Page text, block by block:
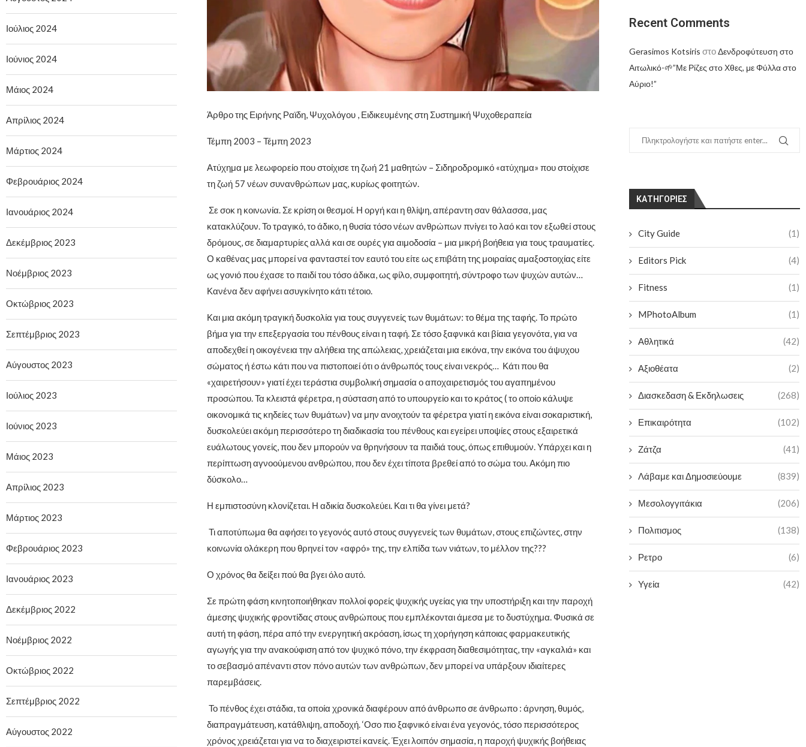
Άρθρο της Ειρήνης Ραϊδη, Ψυχολόγου , Ειδικευμένης στη Συστημική Ψυχοθεραπεία
Τέμπη 2003 – Τέμπη 2023
Ατύχημα με λεωφορείο που στοίχισε τη ζωή 21 μαθητών – Σιδηροδρομικό «ατύχημα» που στοίχισε
τη ζωή 57 νέων συνανθρώπων μας, κυρίως φοιτητών.
Σε σοκ η κοινωνία. Σε κρίση οι θεσμοί. Η οργή και η θλίψη, απέραντη σαν θάλασσα, μας
κατακλύζουν. Το τραγικό, το άδικο, η θυσία τόσο νέων ανθρώπων πνίγει το λαό και τον εξωθεί στους
δρόμους, σε διαμαρτυρίες αλλά και σε ουρές για αιμοδοσία – μια μικρή βοήθεια για τους τραυματίες.
Ο καθένας μας μπορεί να φανταστεί τον εαυτό του είτε ως επιβάτη της μοιραίας αμαξοστοιχίας είτε
ως γονιό που έχασε το παιδί του τόσο άδικα, ως φίλο, συμφοιτητή, σύντροφο των ψυχών αυτών…
Κανένα δεν αφήνει ασυγκίνητο κάτι τέτοιο.
Και μια ακόμη τραγική δυσκολία για τους συγγενείς των θυμάτων: το θέμα της ταφής. Το πρώτο
βήμα για την επεξεργασία του πένθους είναι η ταφή. Σε τόσο ξαφνικά και βίαια γεγονότα, για να
αποδεχθεί η οικογένεια την αλήθεια της απώλειας, χρειάζεται μια εικόνα, την εικόνα του άψυχου
σώματος ή έστω κάτι που να πιστοποιεί ότι ο άνθρωπός τους είναι νεκρός… Κάτι που θα
«χαιρετήσουν» γιατί έχει τεράστια συμβολική σημασία ο αποχαιρετισμός του αγαπημένου
προσώπου. Τα κλειστά φέρετρα, η σύσταση από το υπουργείο και το κράτος ( το οποίο κάλυψε
οικονομικά τις κηδείες των θυμάτων) να μην ανοιχτούν τα φέρετρα γιατί η εικόνα είναι σοκαριστική,
δυσκολεύει ακόμη περισσότερο τη διαδικασία του πένθους και εγείρει υποψίες στους εξαιρετικά
ευάλωτους γονείς, που δεν μπορούν να θρηνήσουν τα παιδιά τους, όπως επιθυμούν. Υπάρχει και η
περίπτωση αγνοούμενου ανθρώπου, που δεν έχει τίποτα βρεθεί από το σώμα του. Ακόμη πιο
δύσκολο…
Η εμπιστοσύνη κλονίζεται. Η αδικία δυσκολεύει. Και τι θα γίνει μετά?
Τι αποτύπωμα θα αφήσει το γεγονός αυτό στους συγγενείς των θυμάτων, στους επιζώντες, στην
κοινωνία ολάκερη που θρηνεί τον «αφρό» της, την ελπίδα των νιάτων, το μέλλον της???
Ο χρόνος θα δείξει πού θα βγει όλο αυτό.
Σε πρώτη φάση κινητοποιήθηκαν πολλοί φορείς ψυχικής υγείας για την υποστήριξη και την παροχή
άμεσης ψυχικής φροντίδας στους ανθρώπους που εμπλέκονται άμεσα με το δυστύχημα. Φυσικά σε
αυτή τη φάση, πέρα από την ενεργητική ακρόαση, ίσως τη χορήγηση κάποιας φαρμακευτικής
αγωγής για την ανακούφιση από τον ψυχικό πόνο, την έκφραση διαθεσιμότητας, την «αγκαλιά» και
το σεβασμό απέναντι στον πόνο αυτών των ανθρώπων, δεν μπορεί να υπάρξουν ιδιαίτερες
παρεμβάσεις.
Το πένθος έχει στάδια, τα οποία χρονικά διαφέρουν από άνθρωπο σε άνθρωπο : άρνηση, θυμός,
διαπραγμάτευση, κατάθλιψη, αποδοχή. ‘Οσο πιο ξαφνικό είναι ένα γεγονός, τόσο περισσότερος
χρόνος χρειάζεται για να το διαχειριστεί κανείς. Έχει λοιπόν σημασία, η παροχή ψυχικής βοήθειας
Recent Comments
Gerasimos Kotsiris στοΔενδροφύτευση στο
Αιτωλικό-🌱”Με Ρίζες στο Χθες, με Φύλλα στο
Αύριο!”
KΑΤΗΓΟΡΊΕΣ
City Guide (1)
Editors Pick (4)
Fitness (1)
MPhotoAlbum (1)
Αθλητικά (42)
Αξιοθέατα (2)
Διασκεδαση & Εκδηλωσεις (268)
Επικαιρότητα (102)
Ζάτζα (41)
Λάβαμε και Δημοσιεύουμε (839)
Μεσολογγιτάκια (206)
Πολιτισμος (138)
Ρετρο (6)
Υγεία (42)
Ιούλιος 2024
Ιούνιος 2024
Μάιος 2024
Απρίλιος 2024
Μάρτιος 2024
Φεβρουάριος 2024
Ιανουάριος 2024
Δεκέμβριος 2023
Νοέμβριος 2023
Οκτώβριος 2023
Σεπτέμβριος 2023
Αύγουστος 2023
Ιούλιος 2023
Ιούνιος 2023
Μάιος 2023
Απρίλιος 2023
Μάρτιος 2023
Φεβρουάριος 2023
Ιανουάριος 2023
Δεκέμβριος 2022
Νοέμβριος 2022
Οκτώβριος 2022
Σεπτέμβριος 2022
Αύγουστος 2022